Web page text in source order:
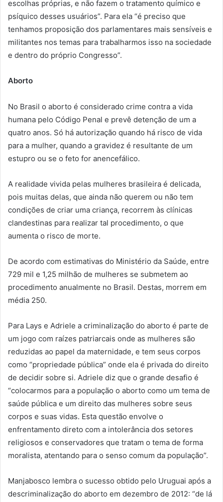
escolhas próprias, e não fazem o tratamento químico e
psíquico desses usuários”. Para ela “é preciso que
tenhamos proposição dos parlamentares mais sensíveis e
militantes nos temas para trabalharmos isso na sociedade
e dentro do próprio Congresso”.
Aborto
No Brasil o aborto é considerado crime contra a vida
humana pelo Código Penal e prevê detenção de um a
quatro anos. Só há autorização quando há risco de vida
para a mulher, quando a gravidez é resultante de um
estupro ou se o feto for anencefálico.
A realidade vivida pelas mulheres brasileira é delicada,
pois muitas delas, que ainda não querem ou não tem
condições de criar uma criança, recorrem às clínicas
clandestinas para realizar tal procedimento, o que
aumenta o risco de morte.
De acordo com estimativas do Ministério da Saúde, entre
729 mil e 1,25 milhão de mulheres se submetem ao
procedimento anualmente no Brasil. Destas, morrem em
média 250.
Para Lays e Adriele a criminalização do aborto é parte de
um jogo com raízes patriarcais onde as mulheres são
reduzidas ao papel da maternidade, e tem seus corpos
como “propriedade pública” onde ela é privada do direito
de decidir sobre si. Adriele diz que o grande desafio é
“colocarmos para a população o aborto como um tema de
saúde pública e um direito das mulheres sobre seus
corpos e suas vidas. Esta questão envolve o
enfrentamento direto com a intolerância dos setores
religiosos e conservadores que tratam o tema de forma
moralista, atentando para o senso comum da população”.
Manjabosco lembra o sucesso obtido pelo Uruguai após a
descriminalização do aborto em dezembro de 2012: “de lá